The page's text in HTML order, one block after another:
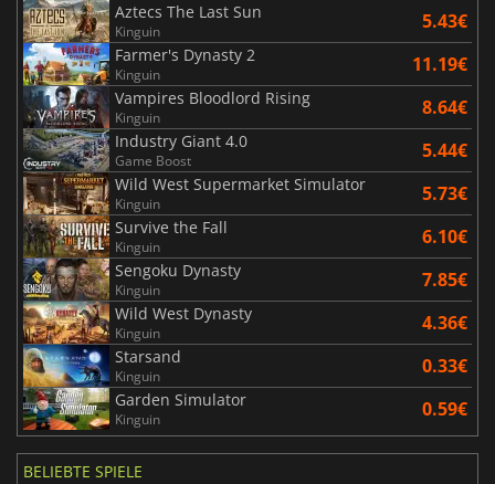
Aztecs The Last Sun
Kinguin 5.43€
Farmer's Dynasty 2
Kinguin 11.19€
Vampires Bloodlord Rising
Kinguin 8.64€
Industry Giant 4.0
Game Boost 5.44€
Wild West Supermarket Simulator
Kinguin 5.73€
Survive the Fall
Kinguin 6.10€
Sengoku Dynasty
Kinguin 7.85€
Wild West Dynasty
Kinguin 4.36€
Starsand
Kinguin 0.33€
Garden Simulator
Kinguin 0.59€
BELIEBTE SPIELE